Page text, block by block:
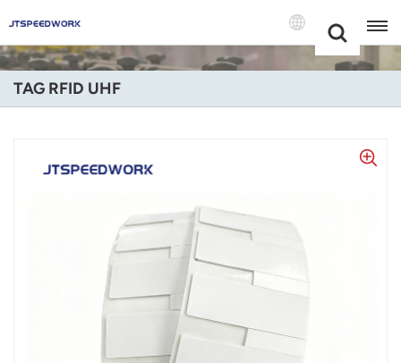
+86 -18681515767
English
Русский
Italiano
Português
TAG RFID UHF